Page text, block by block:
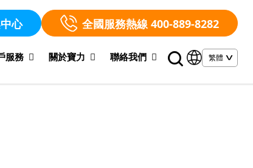
心 全國服務熱線 400-889-8282
服務 關於寶力 聯絡我們